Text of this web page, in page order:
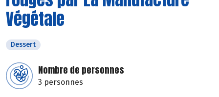
Végétale
Dessert
Nombre de personnes
3 personnes